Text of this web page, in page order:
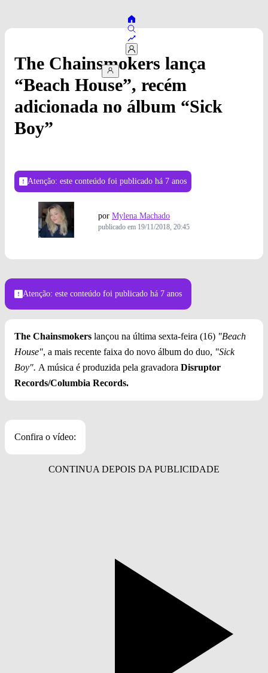
The Chainsmokers lança
“Beach House”, recém
adicionada no álbum “Sick
Boy”
Atenção: este conteúdo foi publicado há 7 anos
por Mylena Machado
publicado em 19/11/2018, 20:45
Atenção: este conteúdo foi publicado há 7 anos
The Chainsmokers lançou na última sexta-feira (16) "Beach
House", a mais recente faixa do novo álbum do duo, "Sick
Boy". A música é produzida pela gravadora Disruptor
Records/Columbia Records.
Confira o vídeo: